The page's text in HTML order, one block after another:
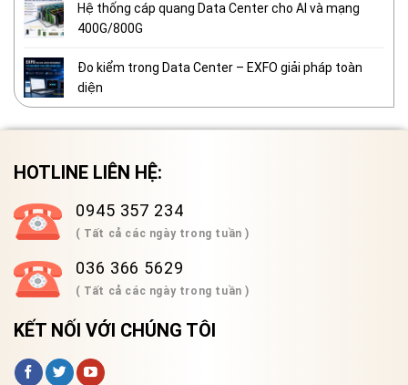
Hệ thống cáp quang Data Center cho AI và mạng
400G/800G
Đo kiểm trong Data Center – EXFO giải pháp toàn
diện
HOTLINE LIÊN HỆ:
0945 357 234
( Tất cả các ngày trong tuần )
036 366 5629
( Tất cả các ngày trong tuần )
KẾT NỐI VỚI CHÚNG TÔI